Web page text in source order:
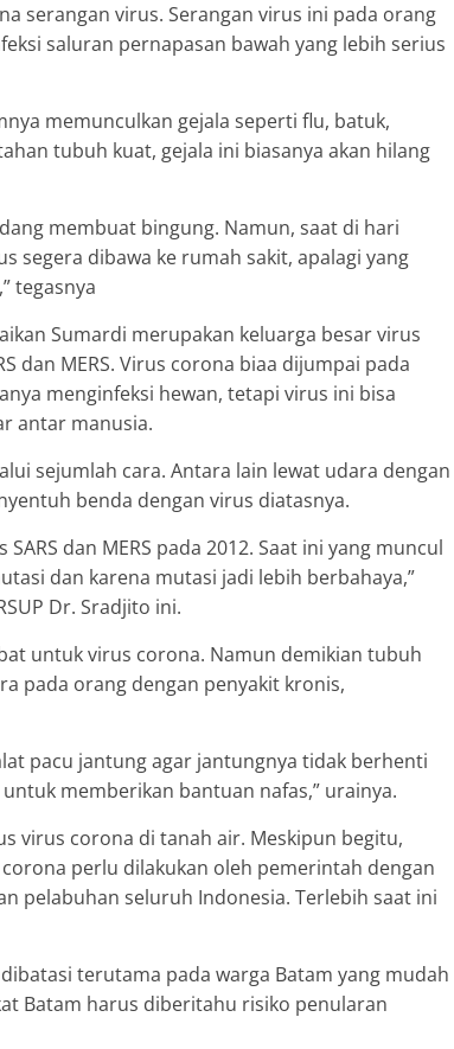
serangan virus. Serangan virus ini pada orang
saluran pernapasan bawah yang lebih serius
memunculkan gejala seperti flu, batuk,
tubuh kuat, gejala ini biasanya akan hilang
membuat bingung. Namun, saat di hari
segera dibawa ke rumah sakit, apalagi yang
tegasnya
Sumardi merupakan keluarga besar virus
dan MERS. Virus corona biaa dijumpai pada
menginfeksi hewan, tetapi virus ini bisa
antar manusia.
sejumlah cara. Antara lain lewat udara dengan
benda dengan virus diatasnya.
dan MERS pada 2012. Saat ini yang muncul
dan karena mutasi jadi lebih berbahaya,”
Dr. Sradjito ini.
untuk virus corona. Namun demikian tubuh
pada orang dengan penyakit kronis,
pacu jantung agar jantungnya tidak berhenti
memberikan bantuan nafas,” urainya.
virus corona di tanah air. Meskipun begitu,
perlu dilakukan oleh pemerintah dengan
pelabuhan seluruh Indonesia. Terlebih saat ini
terutama pada warga Batam yang mudah
Batam harus diberitahu risiko penularan